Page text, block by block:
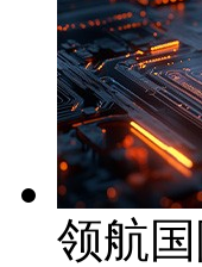
领航